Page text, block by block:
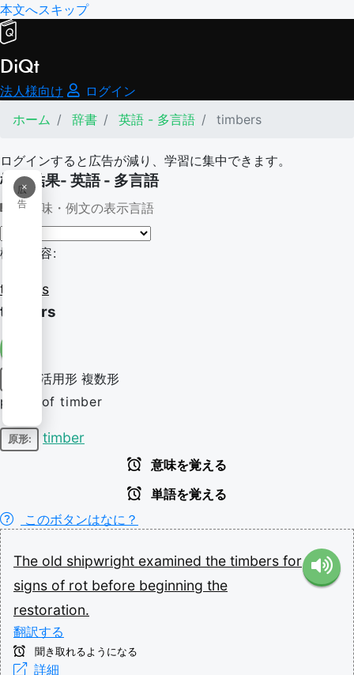
本文へスキップ
DiQt
法人様向け
ログイン
ホーム
辞書 英語 - 多言語 timbers
ログインすると広告が減り、学習に集中できます。
×
広
告
検索結果- 英語 - 多言語
意味・例文の表示言語
検索内容:
timbers
timbers
活用形 複数形
plural of timber
原形: timber
意味を覚える
単語を覚える
このボタンはなに？
The old shipwright examined the timbers for
signs of rot before beginning the
restoration.
翻訳する
聞き取れるようになる
詳細